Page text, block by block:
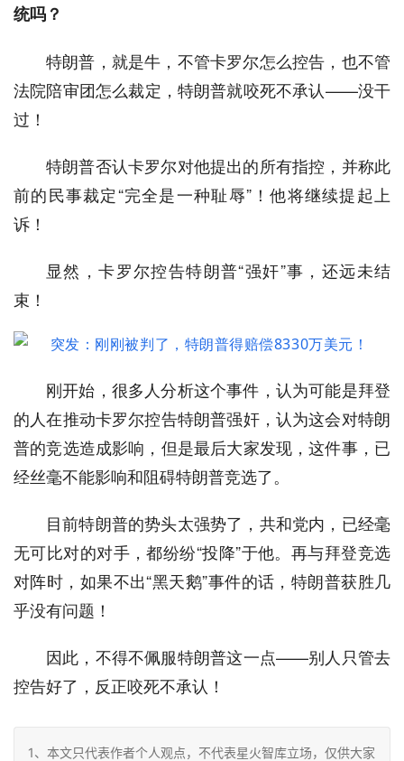
统吗？
特朗普，就是牛，不管卡罗尔怎么控告，也不管
法院陪审团怎么裁定，特朗普就咬死不承认——没干
过！
特朗普否认卡罗尔对他提出的所有指控，并称此
前的民事裁定“完全是一种耻辱”！他将继续提起上
诉！
显然，卡罗尔控告特朗普“强奸”事，还远未结
束！
刚开始，很多人分析这个事件，认为可能是拜登
的人在推动卡罗尔控告特朗普强奸，认为这会对特朗
普的竞选造成影响，但是最后大家发现，这件事，已
经丝毫不能影响和阻碍特朗普竞选了。
目前特朗普的势头太强势了，共和党内，已经毫
无可比对的对手，都纷纷“投降”于他。再与拜登竞选
对阵时，如果不出“黑天鹅”事件的话，特朗普获胜几
乎没有问题！
因此，不得不佩服特朗普这一点——别人只管去
控告好了，反正咬死不承认！
1、本文只代表作者个人观点，不代表星火智库立场，仅供大家